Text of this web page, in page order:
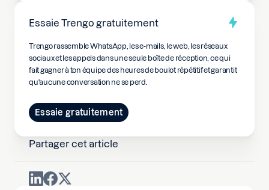
Essaie Trengo gratuitement
Trengo rassemble WhatsApp, les e-mails, le web, les réseaux
sociaux et les appels dans une seule boîte de réception, ce qui
fait gagner à ton équipe des heures de boulot répétitif et garantit
qu'aucune conversation ne se perd.
Essaie gratuitement
Partager cet article